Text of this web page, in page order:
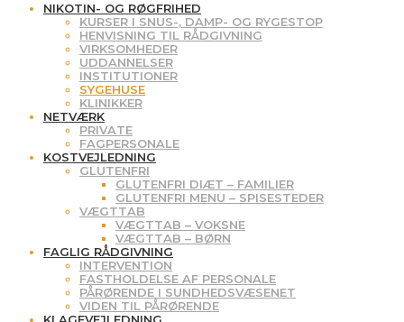
NIKOTIN- OG RØGFRIHED
KURSER I SNUS-, DAMP- OG RYGESTOP
HENVISNING TIL RÅDGIVNING
VIRKSOMHEDER
UDDANNELSER
INSTITUTIONER
SYGEHUSE
KLINIKKER
NETVÆRK
PRIVATE
FAGPERSONALE
KOSTVEJLEDNING
GLUTENFRI
GLUTENFRI DIÆT – FAMILIER
GLUTENFRI MENU – SPISESTEDER
VÆGTTAB
VÆGTTAB – VOKSNE
VÆGTTAB – BØRN
FAGLIG RÅDGIVNING
INTERVENTION
FASTHOLDELSE AF PERSONALE
PÅRØRENDE I SUNDHEDSVÆSENET
VIDEN TIL PÅRØRENDE